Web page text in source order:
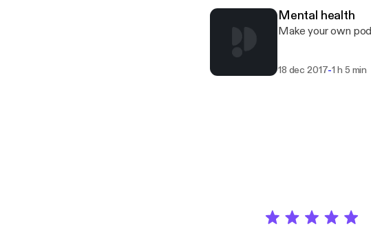
Mental health
Make your own
18 dec 2017-1 h 5 min